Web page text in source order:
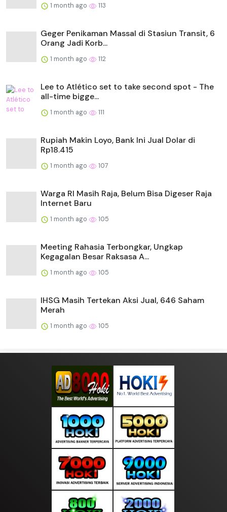
1 month ago 113
Geger Penikaman Massal di Stasiun Transit, 6
Orang Jadi Korb...
1 month ago 112
Lee to Atlético set to take second spot - The
all-time bigge...
1 month ago 111
Rupiah Makin Loyo, Bank Ini Jual Dolar di
Rp18.415
1 month ago 107
Warga RI Masih Raja, Belum Bisa Digeser Raja
Internet Baru
1 month ago 105
Meeting Rahasia Terbongkar, Ungkap
Kegagalan Besar Raksasa A...
1 month ago 105
IHSG Masih Tertekan Aksi Jual, 646 Saham
Merah
1 month ago 105